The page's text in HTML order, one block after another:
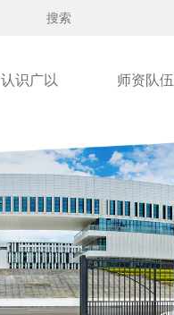
认识广以 师资队伍